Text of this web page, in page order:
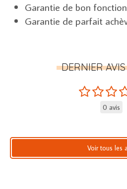
Garantie de bon
Garantie de parfait
DERNIER
0 avis
Voir tous les